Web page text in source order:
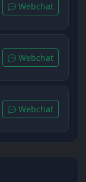
Webchat
Webchat
Webchat